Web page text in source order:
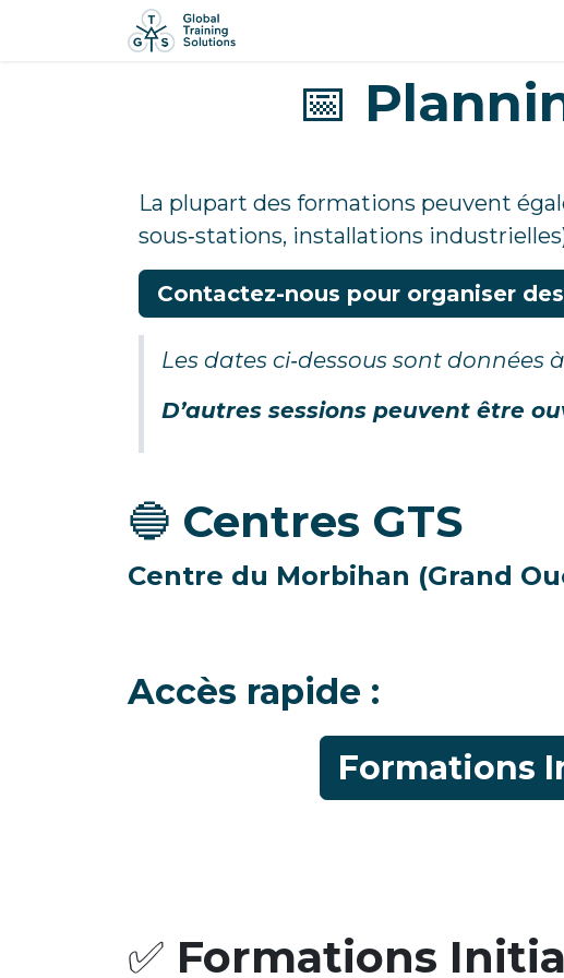
📅
La plupart des formations peuvent
sous‑stations, installations
Contactez-nous pour organiser
Les dates ci‑dessous sont données
D’autres sessions peuvent être
🔵 Centres GTS
Centre du Morbihan (Grand
Accès rapide :
Formations
✅ Formations